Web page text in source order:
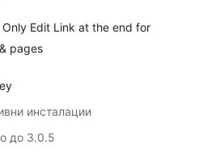
Only Edit Link at the end for
pages
инсталации
до 3.0.5